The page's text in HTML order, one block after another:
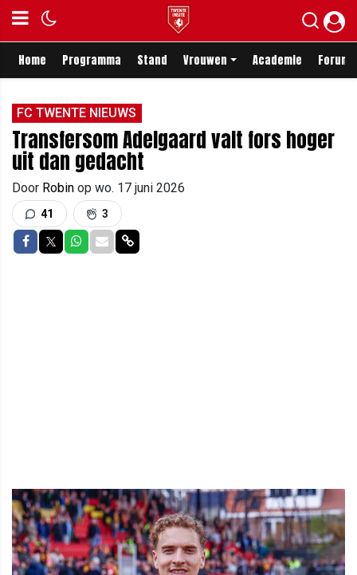
Home Programma Stand Vrouwen Academie Forum
FC TWENTE NIEUWS
Transfersom Adelgaard valt fors hoger
uit dan gedacht
Door Robin op wo. 17 juni 2026
41 3
Delen op Facebook
Delen op Twitter
Delen op Whatsapp
Delen via Mail
Delen via link